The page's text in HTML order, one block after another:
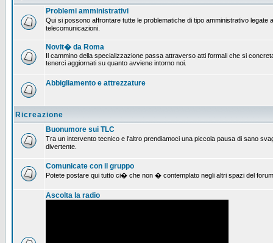
Problemi amministrativi
Qui si possono affrontare tutte le problematiche di tipo amministrativo
telecomunicazioni.
Novit� da Roma
Il cammino della specializzazione passa attraverso atti formali che si
tenerci aggiornati su quanto avviene intorno noi.
Abbigliamento e attrezzature
Ricreazione
Buonumore sui TLC
Tra un intervento tecnico e l'altro prendiamoci una piccola pausa di sano
divertente.
Comunicate con il gruppo
Potete postare qui tutto ci� che non � contemplato negli altri spazi del
Ascolta la radio